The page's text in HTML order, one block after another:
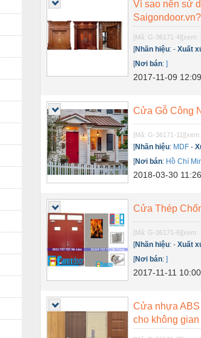
Vì sao nên sử
Saigondoor.vn?
[Mã: G-36171-4][xem:
[Nhãn hiệu:-Xuất
[Nơi bán:]
2017-11-09
Cửa Gỗ Công
[Mã: G-36171-11]
[Nhãn hiệu: MDF -
[Nơi bán: Hồ Chí
2018-03-30
Cửa Thép
[Mã: G-36171-6][xem:
[Nhãn hiệu:-Xuất
[Nơi bán:]
2017-11-11
Cửa nhựa
cho không gian